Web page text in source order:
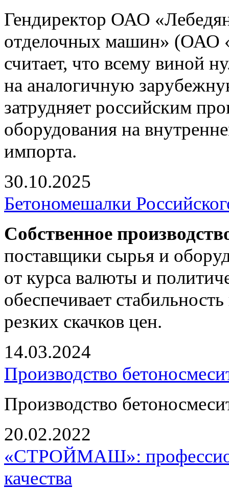
Гендиректор ОАО
отделочных машин»
считает, что всему виной
на аналогичную
затрудняет российским
оборудования на
импорта.
30.10.2025
Бетономешалки
Собственное
поставщики сырья и
от курса валюты и
обеспечивает
резких скачков цен.
14.03.2024
Производство
Производство
20.02.2022
«СТРОЙМАШ»:
качества